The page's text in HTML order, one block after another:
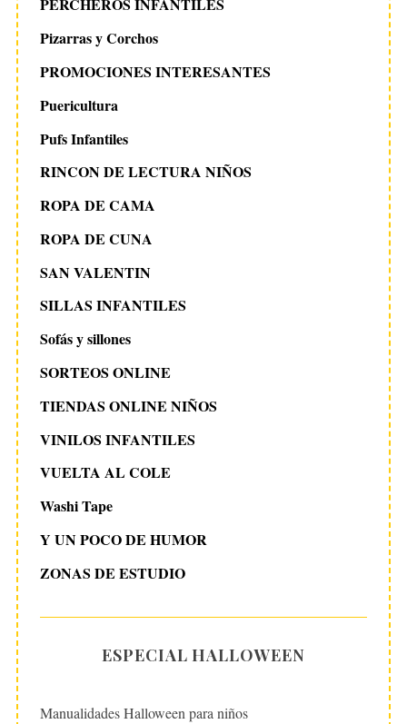
PERCHEROS INFANTILES
Pizarras y Corchos
PROMOCIONES INTERESANTES
Puericultura
Pufs Infantiles
RINCON DE LECTURA NIÑOS
ROPA DE CAMA
ROPA DE CUNA
SAN VALENTIN
SILLAS INFANTILES
Sofás y sillones
SORTEOS ONLINE
TIENDAS ONLINE NIÑOS
VINILOS INFANTILES
VUELTA AL COLE
Washi Tape
Y UN POCO DE HUMOR
ZONAS DE ESTUDIO
ESPECIAL HALLOWEEN
Manualidades Halloween para niños